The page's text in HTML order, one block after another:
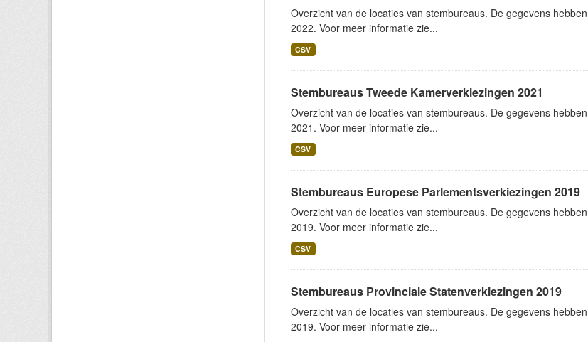
Overzicht van de locaties van stembureaus. De gegevens
2022. Voor meer informatie zie...
CSV
Stembureaus Tweede Kamerverkiezingen 2021
Overzicht van de locaties van stembureaus. De gegevens
2021. Voor meer informatie zie...
CSV
Stembureaus Europese Parlementsverkiezingen 2019
Overzicht van de locaties van stembureaus. De gegevens
2019. Voor meer informatie zie...
CSV
Stembureaus Provinciale Statenverkiezingen 2019
Overzicht van de locaties van stembureaus. De gegevens
2019. Voor meer informatie zie...